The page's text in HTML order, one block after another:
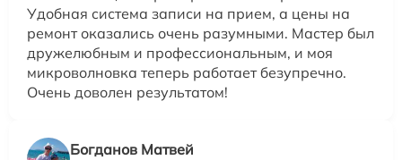
Удобная система записи на прием, а цены на
ремонт оказались очень разумными. Мастер был
дружелюбным и профессиональным, и моя
микроволновка теперь работает безупречно.
Очень доволен результатом!
Богданов Матвей